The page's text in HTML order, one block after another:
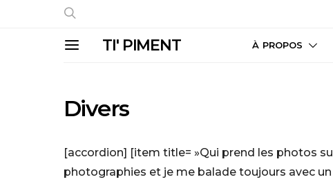
TI' PIMENT À PROPOS
Divers
[accordion] [item title= »Qui prend les photos
photographies et je me balade toujours avec